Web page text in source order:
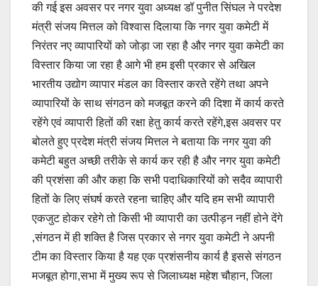
की गई इस अवसर पर नगर युवा अध्यक्ष डॉ पुनीत सिंघल ने परदेश
मंत्री संजय मित्तल को विश्वास दिलाया कि नगर युवा कमेटी में
निरंतर नए व्यापारियों को जोड़ा जा रहा है और नगर युवा कमेटी का
विस्तार किया जा रहा है आगे भी हम इसी प्रकार से अखिल
भारतीय उद्योग व्यापार मंडल का विस्तार करते रहेंगे तथा अपने
व्यापारियों के साथ संगठन को मजबूत करने की दिशा में कार्य करते
रहेंगे एवं व्यापारी हितों की रक्षा हेतु कार्य करते रहेंगे,इस अवसर पर
बोलते हुए प्रदेश मंत्री संजय मित्तल ने बताया कि नगर युवा की
कमेटी बहुत अच्छी तरीके से कार्य कर रही है और नगर युवा कमेटी
की प्रशंसा की और कहा कि सभी पदाधिकारियों को सदैव व्यापारी
हितों के लिए संघर्ष करते रहना चाहिए और यदि हम सभी व्यापारी
एकजुट होकर रहेगे तो किसी भी व्यापारी का उत्पीड़न नहीं होने देंगे
,संगठन में ही शक्ति है जिस प्रकार से नगर युवा कमेटी ने अपनी
टीम का विस्तार किया है यह एक प्रशंसनीय कार्य है इससे संगठन
मजबूत होगा,सभा में मुख्य रूप से जिलाध्यक्ष महेश चौहान, जिला